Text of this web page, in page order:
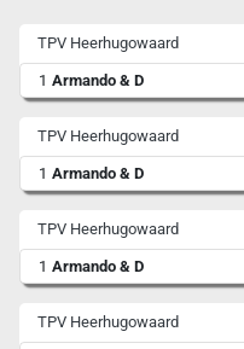
TPV Heerhugowaard
1 Armando & D
TPV Heerhugowaard
1 Armando & D
TPV Heerhugowaard
1 Armando & D
TPV Heerhugowaard